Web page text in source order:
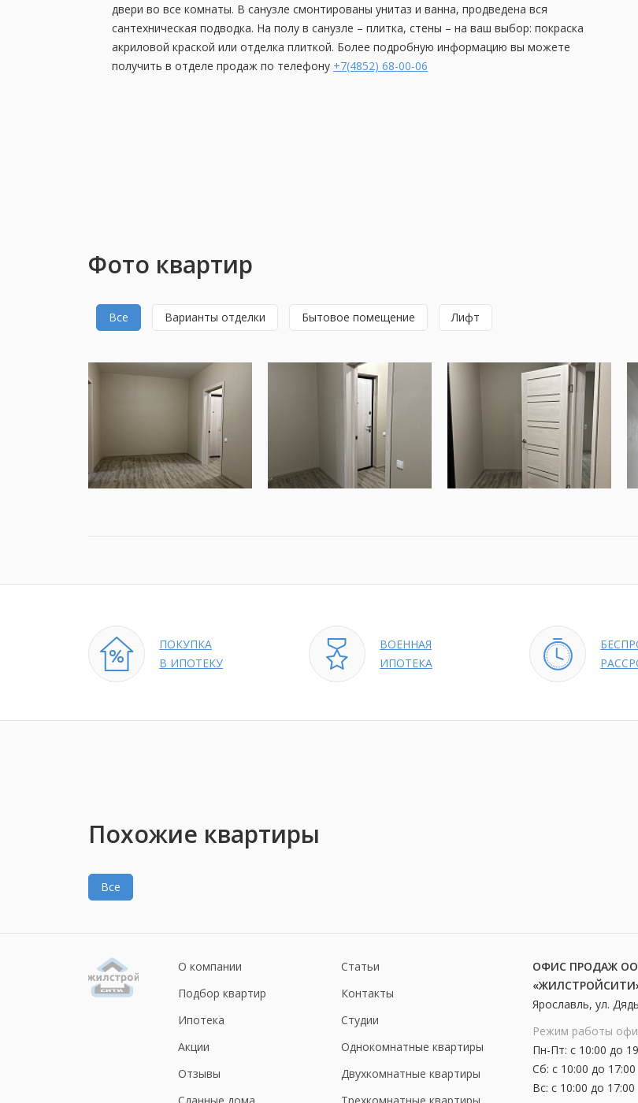
двери во все комнаты. В санузле смонтированы унитаз и ванна, продведена вся
сантехническая подводка. На полу в санузле – плитка, стены – на ваш выбор: покраска
акриловой краской или отделка плиткой. Более подробную информацию вы можете
получить в отделе продаж по телефону +7(4852) 68-00-06
Фото квартир
Все Варианты отделки Бытовое помещение Лифт
ПОКУПКА
В ИПОТЕКУ
ВОЕННАЯ
ИПОТЕКА
Похожие квартиры
Все
О компании
Подбор квартир
Ипотека
Акции
Отзывы
Статьи
Контакты
Студии
Однокомнатные квартиры
Двухкомнатные квартиры
ОФИС ПРОДАЖ
Ярославль, ул.
Режим работы
Пн-Пт: с 10:00 до
Сб: с 10:00 до 17:00
Вс: с 10:00 до 17:00